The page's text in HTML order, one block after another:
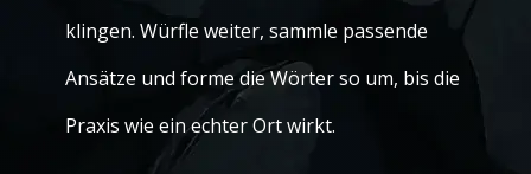
klingen. Würfle weiter, sammle passende
Ansätze und forme die Wörter so um, bis die
Praxis wie ein echter Ort wirkt.